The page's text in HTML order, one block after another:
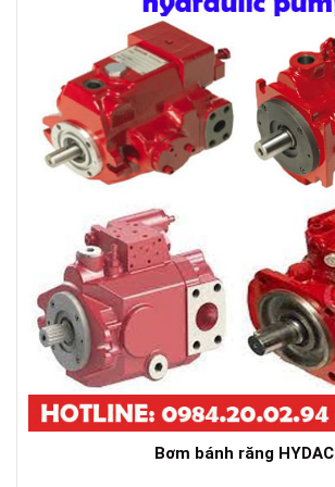
Bơm bánh răng HYDAC